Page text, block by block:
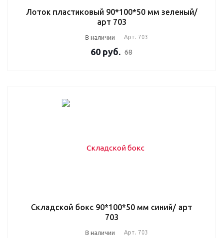
Лоток пластиковый 90*100*50 мм зеленый/
арт 703
В наличии Арт. 703
60 руб. 68
Складской бокс 90*100*50 мм синий/ арт
703
В наличии Арт. 703